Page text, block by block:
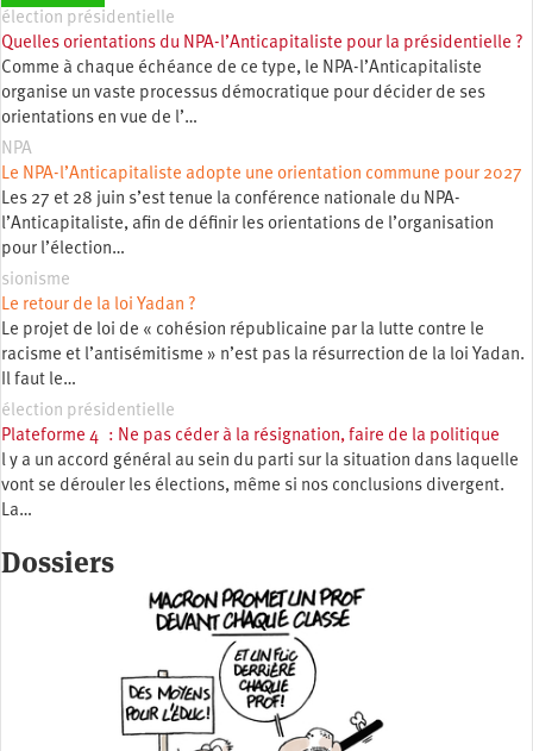
élection présidentielle
Quelles orientations du NPA-l’Anticapitaliste pour la présidentielle ?
Comme à chaque échéance de ce type, le NPA-l’Anticapitaliste
organise un vaste processus démocratique pour décider de ses
orientations en vue de l’…
NPA
Le NPA-l’Anticapitaliste adopte une orientation commune pour 2027
Les 27 et 28 juin s’est tenue la conférence nationale du NPA-
l’Anticapitaliste, afin de définir les orientations de l’organisation
pour l’élection…
sionisme
Le retour de la loi Yadan ?
Le projet de loi de « cohésion républicaine par la lutte contre le
racisme et l’antisémitisme » n’est pas la résurrection de la loi Yadan.
Il faut le…
élection présidentielle
Plateforme 4 : Ne pas céder à la résignation, faire de la politique
l y a un accord général au sein du parti sur la situation dans laquelle
vont se dérouler les élections, même si nos conclusions divergent.
La…
Dossiers